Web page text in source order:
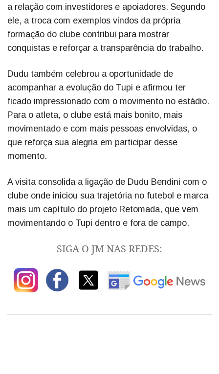
a relação com investidores e apoiadores. Segundo
ele, a troca com exemplos vindos da própria
formação do clube contribui para mostrar
conquistas e reforçar a transparência do trabalho.
Dudu também celebrou a oportunidade de
acompanhar a evolução do Tupi e afirmou ter
ficado impressionado com o movimento no estádio.
Para o atleta, o clube está mais bonito, mais
movimentado e com mais pessoas envolvidas, o
que reforça sua alegria em participar desse
momento.
A visita consolida a ligação de Dudu Bendini com o
clube onde iniciou sua trajetória no futebol e marca
mais um capítulo do projeto Retomada, que vem
movimentando o Tupi dentro e fora de campo.
SIGA O JM NAS REDES: